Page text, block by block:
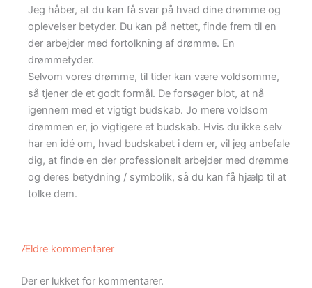
Jeg håber, at du kan få svar på hvad dine drømme og
oplevelser betyder. Du kan på nettet, finde frem til en
der arbejder med fortolkning af drømme. En
drømmetyder.
Selvom vores drømme, til tider kan være voldsomme,
så tjener de et godt formål. De forsøger blot, at nå
igennem med et vigtigt budskab. Jo mere voldsom
drømmen er, jo vigtigere et budskab. Hvis du ikke selv
har en idé om, hvad budskabet i dem er, vil jeg anbefale
dig, at finde en der professionelt arbejder med drømme
og deres betydning / symbolik, så du kan få hjælp til at
tolke dem.
Ældre kommentarer
Der er lukket for kommentarer.